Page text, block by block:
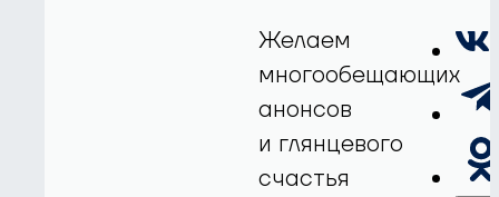
Желаем
многообещающих
анонсов
и глянцевого
счастья